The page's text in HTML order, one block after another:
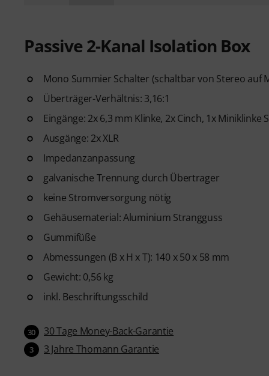
Passive 2-Kanal Isolation Box
Mono Summier Schalter (schaltbar von Stereo auf
Überträger-Verhältnis: 3,16:1
Eingänge: 2x 6,3 mm Klinke, 2x Cinch, 1x Miniklinke
Ausgänge: 2x XLR
Impedanzanpassung
galvanische Trennung durch Übertrager
keine Stromversorgung nötig
Gehäusematerial: Aluminium Strangguss
Gummifüße
Abmessungen (B x H x T): 140 x 50 x 58 mm
Gewicht: 0,56 kg
inkl. Beschriftungsschild
30 30 Tage Money-Back-Garantie
3 3 Jahre Thomann Garantie